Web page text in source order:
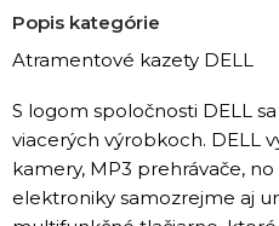
Popis kategórie
Atramentové kazety DELL
S logom spoločnosti DELL
viacerých výrobkoch. DELL
kamery, MP3 prehrávače,
elektroniky samozrejme aj